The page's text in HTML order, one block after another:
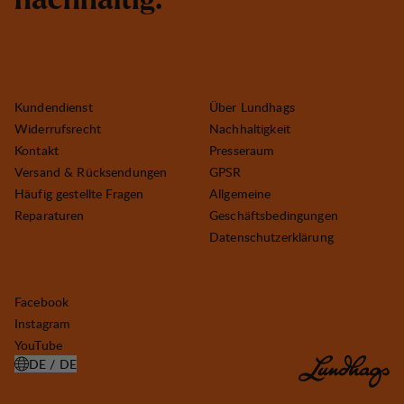
Kundendienst
Widerrufsrecht
Kontakt
Versand & Rücksendungen
Häufig gestellte Fragen
Reparaturen
Über Lundhags
Nachhaltigkeit
Presseraum
GPSR
Allgemeine
Geschäftsbedingungen
Datenschutzerklärung
Facebook
Instagram
YouTube
DE / DE
LAND AUSWÄHLEN ÖFFNEN